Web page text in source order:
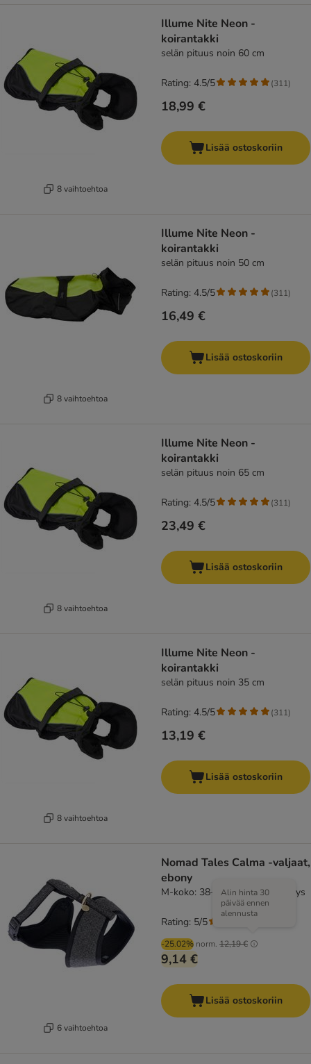
8 vaihtoehtoa
Illume Nite Neon -
koirantakki
selän pituus noin 60 cm
18,99 €
Rating: 4.5/5 (311)
Lisää ostoskoriin
8 vaihtoehtoa
Illume Nite Neon -
koirantakki
selän pituus noin 50 cm
16,49 €
Rating: 4.5/5 (311)
Lisää ostoskoriin
8 vaihtoehtoa
Illume Nite Neon -
koirantakki
selän pituus noin 65 cm
23,49 €
Rating: 4.5/5 (311)
Lisää ostoskoriin
8 vaihtoehtoa
Illume Nite Neon -
koirantakki
selän pituus noin 35 cm
13,19 €
Rating: 4.5/5 (311)
Lisää ostoskoriin
6 vaihtoehtoa
Nomad Tales Calma -valjaat,
ebony
M-koko: 38–56cm rinnanympärys
-25.02% norm. 12,19 €
Alin hinta 30
päivää ennen
alennusta
9,14 €
Rating: 5/5
Lisää ostoskoriin